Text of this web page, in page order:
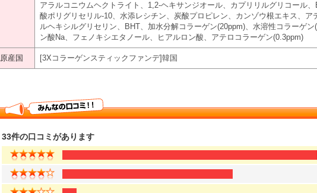
アラルコニウムヘクトライト、1,2-ヘキサンジオール、カプリリルグリコール
酸ポリグリセリル-10、水添レシチン、炭酸プロピレン、カンゾウ根エキス、ア
ルヘキシルグリセリン、BHT、加水分解コラーゲン(20ppm)、水溶性コラーゲン
ン酸Na、フェノキシエタノール、ヒアルロン酸、アテロコラーゲン(0.3ppm)
原産国 [3Xコラーゲンスティックファンデ]韓国
33件の口コミがあります